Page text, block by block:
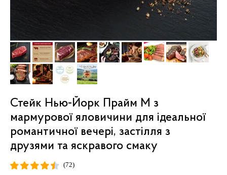
Стейк Нью-Йорк Прайм M з
мармурової яловичини для ідеальної
романтичної вечері, застілля з
друзями та яскравого смаку
(72)